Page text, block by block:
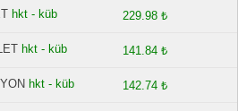
hkt - küb 229.98 ₺
hkt - küb 141.84 ₺
hkt - küb 142.74 ₺